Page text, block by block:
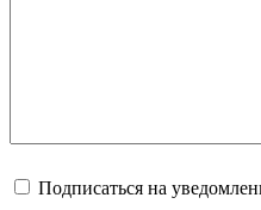
Подписаться на